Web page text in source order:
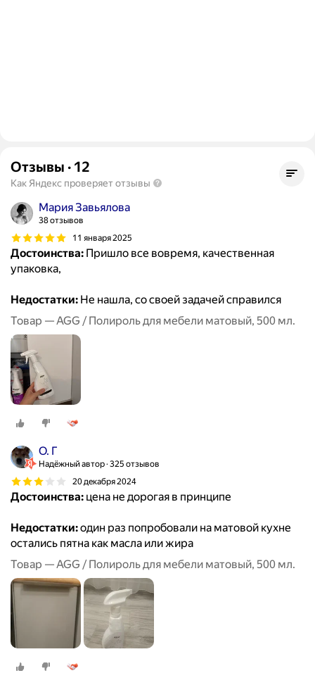
Отзывы · 12
Как Яндекс проверяет отзывы
Мария Завьялова
38 отзывов
11 января 2025
Достоинства: Пришло все вовремя, качественная
упаковка,
Недостатки: Не нашла, со своей задачей справился
Товар — AGG / Полироль для мебели матовый, 500 мл.
О. Г
Надёжный автор 325 отзывов
20 декабря 2024
Достоинства: цена не дорогая в принципе
Недостатки:один раз попробовали на матовой кухне
остались пятна как масла или жира
Товар — AGG / Полироль для мебели матовый, 500 мл.